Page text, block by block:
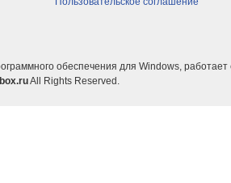
обеспечения для Windows, работает
All Rights Reserved.